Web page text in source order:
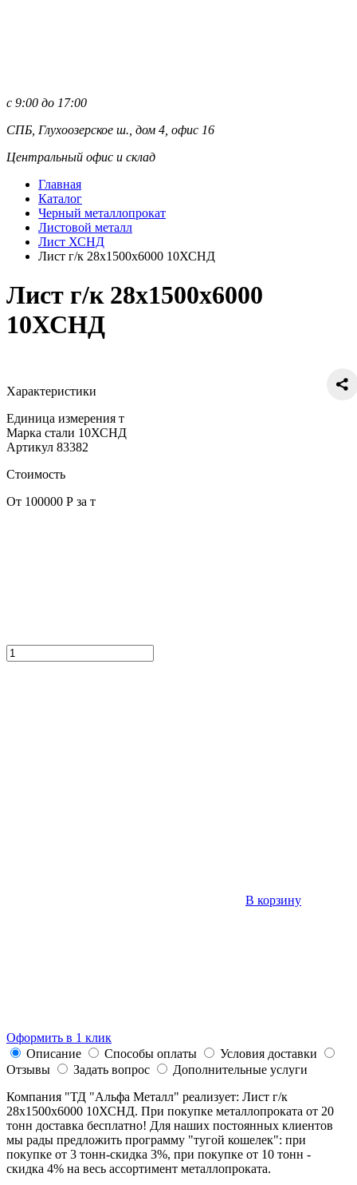
с 9:00 до 17:00
СПБ, Глухоозерское ш., дом 4, офис 16
Центральный офис и склад
Главная
Каталог
Черный металлопрокат
Листовой металл
Лист ХСНД
Лист г/к 28х1500х6000 10ХСНД
Лист г/к 28х1500х6000
10ХСНД
Характеристики
Единица измерения т
Марка стали 10ХСНД
Артикул 83382
Стоимость
От 100000 Р за т
В корзину
Оформить в 1 клик
Описание
Способы оплаты
Условия доставки
Отзывы
Задать вопрос
Дополнительные услуги
Компания "ТД "Альфа Металл" реализует: Лист г/к
28х1500х6000 10ХСНД. При покупке металлопроката от 20
тонн доставка бесплатно! Для наших постоянных клиентов
мы рады предложить программу "тугой кошелек": при
покупке от 3 тонн-скидка 3%, при покупке от 10 тонн -
скидка 4% на весь ассортимент металлопроката.